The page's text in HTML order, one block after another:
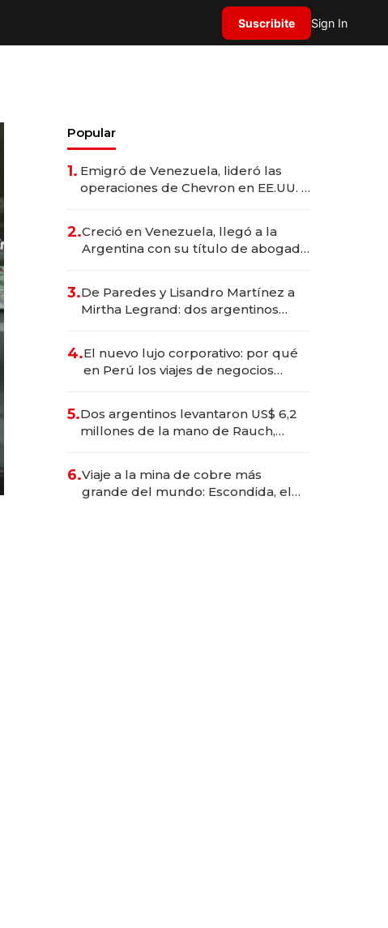
Suscribite Sign In
Popular
1. Emigró de Venezuela, lideró las
operaciones de Chevron en EE.UU. y
2.Creció en Venezuela, llegó a la
Argentina con su título de abogado
marcas "fast premium"
3.De Paredes y Lisandro Martínez a
Mirtha Legrand: dos argentinos
4.El nuevo lujo corporativo: por qué
en Perú los viajes de negocios
transformadoras
5.Dos argentinos levantaron US$ 6,2
millones de la mano de Rauch,
6.Viaje a la mina de cobre más
grande del mundo: Escondida, el